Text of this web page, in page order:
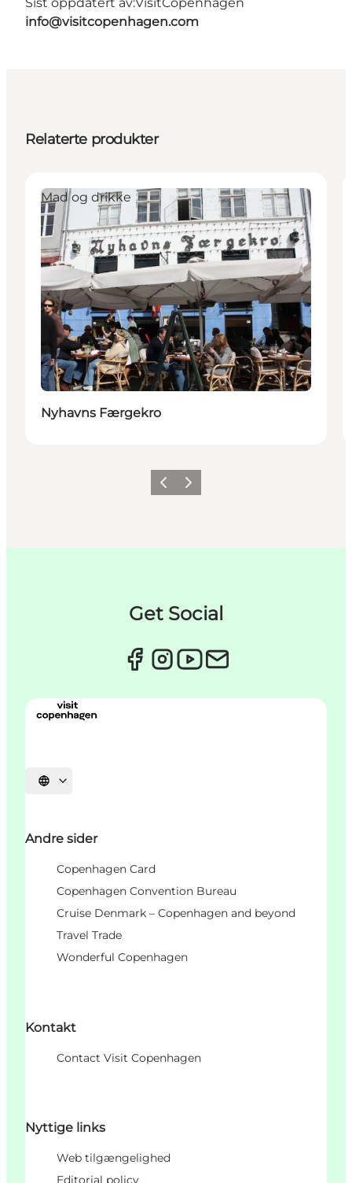
Sist oppdatert av:VisitCopenhagen
info@visitcopenhagen.com
Relaterte produkter
Mad og drikke
Nyhavns Færgekro
ForrigeNeste
Get Social
Velg språk
Andre sider
Copenhagen Card
Copenhagen Convention Bureau
Cruise Denmark – Copenhagen and beyond
Travel Trade
Wonderful Copenhagen
Kontakt
Contact Visit Copenhagen
Nyttige links
Web tilgængelighed
Editorial policy